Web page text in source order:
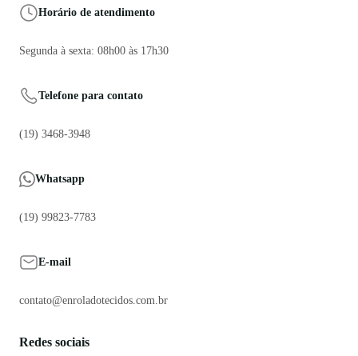
Horário de atendimento
Segunda à sexta: 08h00 às 17h30
Telefone para contato
(19) 3468-3948
Whatsapp
(19) 99823-7783
E-mail
contato@enroladotecidos.com.br
Redes sociais